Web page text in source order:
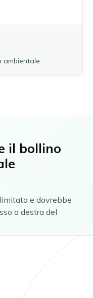
ambientale
il bollino
e dovrebbe
a destra del